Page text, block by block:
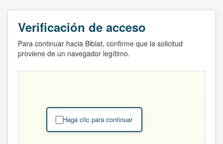
Verificación de acceso
Para continuar hacia Biblat, confirme que la solicitud
proviene de un navegador legítimo.
Haga clic para continuar